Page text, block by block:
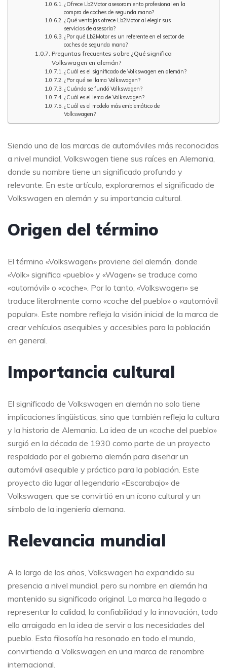
¿Ofrece Lb2Motor asesoramiento profesional en la
compra de coches de segunda mano?
¿Qué ventajas ofrece Lb2Motor al elegir sus
servicios de asesoría?
¿Por qué Lb2Motor es un referente en el sector de
coches de segunda mano?
Preguntas frecuentes sobre ¿Qué significa
Volkswagen en alemán?
¿Cuál es el significado de Volkswagen en alemán?
¿Por qué se llama Volkswagen?
¿Cuándo se fundó Volkswagen?
¿Cuál es el lema de Volkswagen?
¿Cuál es el modelo más emblemático de
Volkswagen?
Siendo una de las marcas de automóviles más reconocidas
a nivel mundial, Volkswagen tiene sus raíces en Alemania,
donde su nombre tiene un significado profundo y
relevante. En este artículo, exploraremos el significado de
Volkswagen en alemán y su importancia cultural.
Origen del término
El término «Volkswagen» proviene del alemán, donde
«Volk» significa «pueblo» y «Wagen» se traduce como
«automóvil» o «coche». Por lo tanto, «Volkswagen» se
traduce literalmente como «coche del pueblo» o «automóvil
popular». Este nombre refleja la visión inicial de la marca de
crear vehículos asequibles y accesibles para la población
en general.
Importancia cultural
El significado de Volkswagen en alemán no solo tiene
implicaciones lingüísticas, sino que también refleja la cultura
y la historia de Alemania. La idea de un «coche del pueblo»
surgió en la década de 1930 como parte de un proyecto
respaldado por el gobierno alemán para diseñar un
automóvil asequible y práctico para la población. Este
proyecto dio lugar al legendario «Escarabajo» de
Volkswagen, que se convirtió en un ícono cultural y un
símbolo de la ingeniería alemana.
Relevancia mundial
A lo largo de los años, Volkswagen ha expandido su
presencia a nivel mundial, pero su nombre en alemán ha
mantenido su significado original. La marca ha llegado a
representar la calidad, la confiabilidad y la innovación, todo
ello arraigado en la idea de servir a las necesidades del
pueblo. Esta filosofía ha resonado en todo el mundo,
convirtiendo a Volkswagen en una marca de renombre
internacional.